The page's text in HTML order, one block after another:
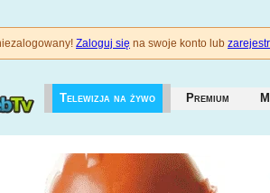
Zaloguj się na swoje konto lub
Telewizja na żywo Premium